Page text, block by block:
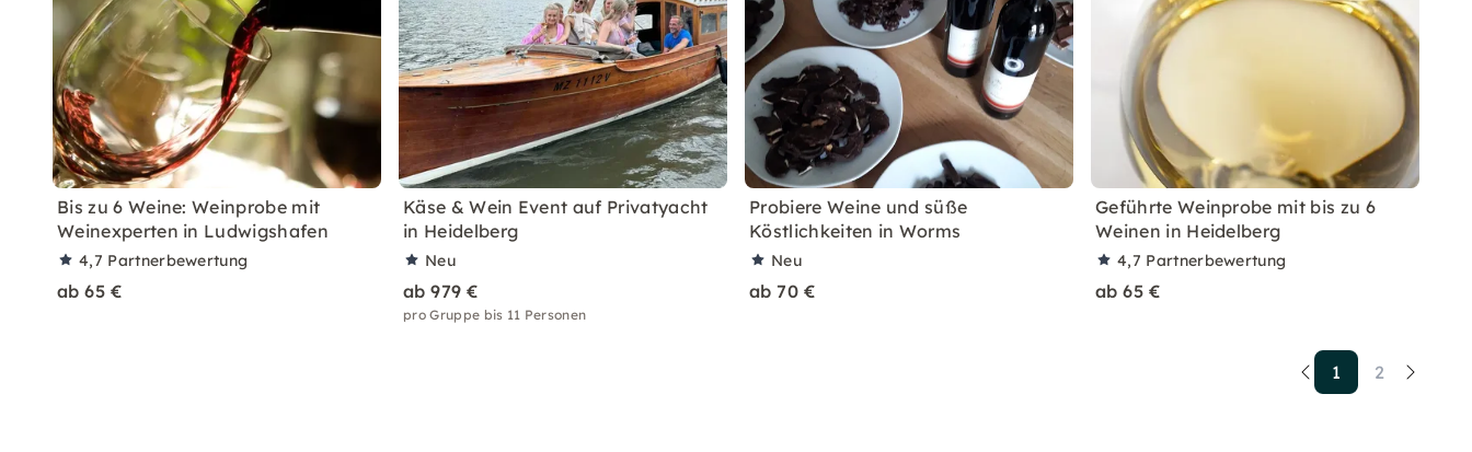
Bis zu 6 Weine: Weinprobe mit
Weinexperten in Ludwigshafen
4,7 Partnerbewertung
ab 65 €
Käse & Wein Event auf Privatyacht
in Heidelberg
Neu
ab 979 €
pro Gruppe bis 11 Personen
Probiere Weine und süße
Köstlichkeiten in Worms
Neu
ab 70 €
Geführte Weinprobe mit bis zu 6
Weinen in Heidelberg
4,7 Partnerbewertung
ab 65 €
1 2